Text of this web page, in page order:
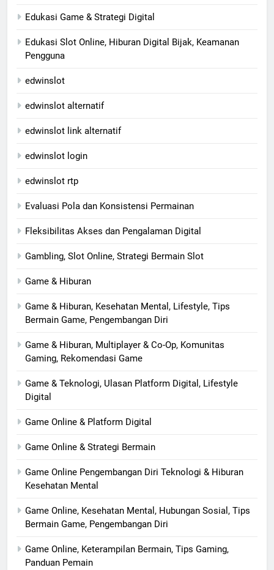
Edukasi Game & Strategi Digital
Edukasi Slot Online, Hiburan Digital Bijak, Keamanan
Pengguna
edwinslot
edwinslot alternatif
edwinslot link alternatif
edwinslot login
edwinslot rtp
Evaluasi Pola dan Konsistensi Permainan
Fleksibilitas Akses dan Pengalaman Digital
Gambling, Slot Online, Strategi Bermain Slot
Game & Hiburan
Game & Hiburan, Kesehatan Mental, Lifestyle, Tips
Bermain Game, Pengembangan Diri
Game & Hiburan, Multiplayer & Co-Op, Komunitas
Gaming, Rekomendasi Game
Game & Teknologi, Ulasan Platform Digital, Lifestyle
Digital
Game Online & Platform Digital
Game Online & Strategi Bermain
Game Online Pengembangan Diri Teknologi & Hiburan
Kesehatan Mental
Game Online, Kesehatan Mental, Hubungan Sosial, Tips
Bermain Game, Pengembangan Diri
Game Online, Keterampilan Bermain, Tips Gaming,
Panduan Pemain